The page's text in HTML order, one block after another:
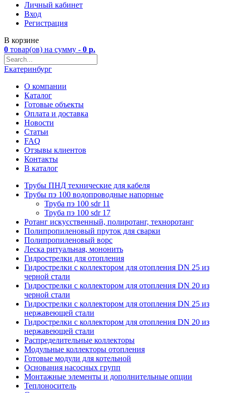
Личный кабинет
Вход
Регистрация
В корзине
0 товар(ов) на сумму - 0 р.
Екатеринбург
О компании
Каталог
Готовые объекты
Оплата и доставка
Новости
Статьи
FAQ
Отзывы клиентов
Контакты
В каталог
Трубы ПНД технические для кабеля
Трубы пэ 100 водопроводные напорные
Труба пэ 100 sdr 11
Труба пэ 100 sdr 17
Ротанг искусственный, полиротанг, техноротанг
Полипропиленовый пруток для сварки
Полипропиленовый ворс
Леска ритуальная, мононить
Гидрострелки для отопления
Гидрострелки с коллектором для отопления DN 25 из
черной стали
Гидрострелки с коллектором для отопления DN 20 из
черной стали
Гидрострелки с коллектором для отопления DN 25 из
нержавеющей стали
Гидрострелки с коллектором для отопления DN 20 из
нержавеющей стали
Распределительные коллекторы
Модульные коллекторы отопления
Готовые модули для котельной
Основания насосных групп
Монтажные элементы и дополнительные опции
Теплоноситель